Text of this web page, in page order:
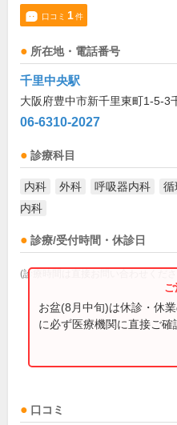
口コミ 1件
所在地・電話番号
千里中央駅
大阪府豊中市新千里東町1-5-3
06-6310-2027
診療科目
内科 外科 呼吸器内科 循
内科
診療/受付時間・休診日
(診療時間は直接お問い合わせくださ
お盆(8月中旬)は休診・休
に必ず医療機関に直接ご確
口コミ